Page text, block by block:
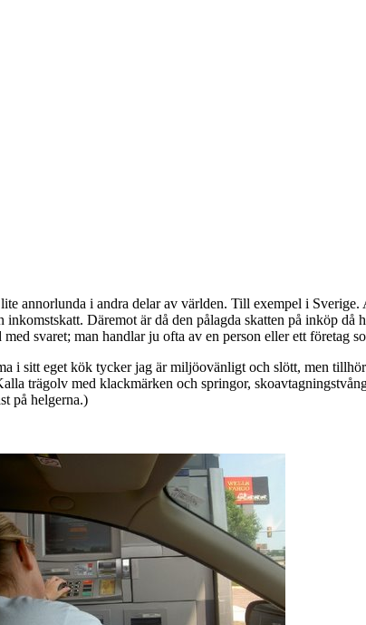
annorlunda i andra delar av världen. Till exempel i Sverige.
Däremot är då den pålagda skatten på inköp då
svaret; man handlar ju ofta av en person eller ett företag
i sitt eget kök tycker jag är miljöovänligt och slött, men
trägolv med klackmärken och springor,
på helgerna.)